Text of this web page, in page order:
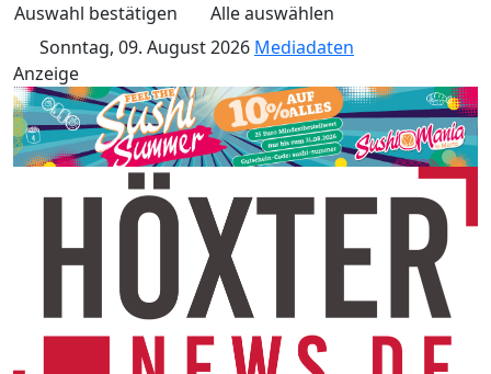
Auswahl bestätigen
Alle auswählen
Sonntag, 09. August 2026 Mediadaten
Anzeige